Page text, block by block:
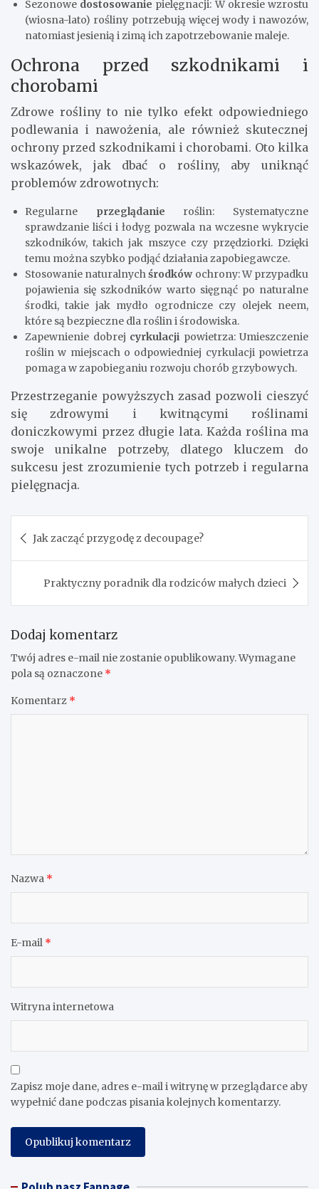
Sezonowe dostosowanie pielęgnacji: W okresie wzrostu
(wiosna-lato) rośliny potrzebują więcej wody i nawozów,
natomiast jesienią i zimą ich zapotrzebowanie maleje.
Ochrona przed szkodnikami i
chorobami
Zdrowe rośliny to nie tylko efekt odpowiedniego
podlewania i nawożenia, ale również skutecznej
ochrony przed szkodnikami i chorobami. Oto kilka
wskazówek, jak dbać o rośliny, aby uniknąć
problemów zdrowotnych:
Regularne przeglądanie roślin: Systematyczne
sprawdzanie liści i łodyg pozwala na wczesne wykrycie
szkodników, takich jak mszyce czy przędziorki. Dzięki
temu można szybko podjąć działania zapobiegawcze.
Stosowanie naturalnychśrodkówochrony: W przypadku
pojawienia się szkodników warto sięgnąć po naturalne
środki, takie jak mydło ogrodnicze czy olejek neem,
które są bezpieczne dla roślin i środowiska.
Zapewnienie dobrej cyrkulacji powietrza: Umieszczenie
roślin w miejscach o odpowiedniej cyrkulacji powietrza
pomaga w zapobieganiu rozwoju chorób grzybowych.
Przestrzeganie powyższych zasad pozwoli cieszyć
się zdrowymi i kwitnącymi roślinami
doniczkowymi przez długie lata. Każda roślina ma
swoje unikalne potrzeby, dlatego kluczem do
sukcesu jest zrozumienie tych potrzeb i regularna
pielęgnacja.
wpisu
Jak zacząć przygodę z decoupage?
Praktyczny poradnik dla rodziców małych dzieci
Dodaj komentarz
Twój adres e-mail nie zostanie opublikowany.Wymagane
pola są oznaczone *
Komentarz *
Nazwa *
E-mail *
Witryna internetowa
Zapisz moje dane, adres e-mail i witrynę w przeglądarce aby
wypełnić dane podczas pisania kolejnych komentarzy.